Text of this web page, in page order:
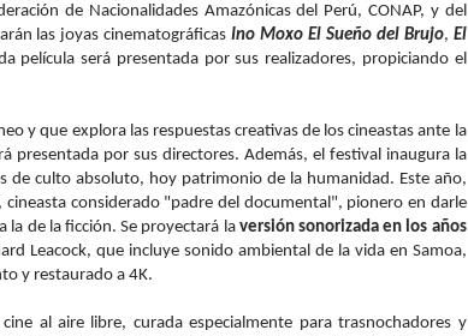
de Nacionalidades Amazónicas del Perú, CONAP, y del
las joyas cinematográficasIno Moxo El Sueño del Brujo, El
película será presentada por sus realizadores, propiciando el
y que explora las respuestas creativas de los cineastas ante la
presentada por sus directores. Además, el festival inaugura la
de culto absoluto, hoy patrimonio de la humanidad. Este año,
, cineasta considerado "padre del documental", pionero en darle
de la ficción. Se proyectará la versión sonorizada en los años
Leacock, que incluye sonido ambiental de la vida en Samoa,
y restaurado a 4K.
al aire libre, curada especialmente para trasnochadores y